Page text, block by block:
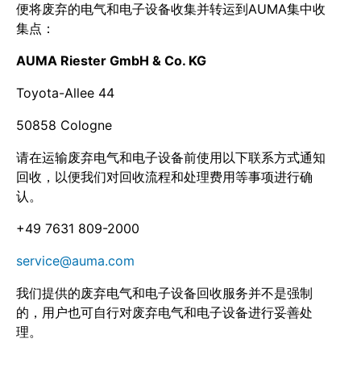
便将废弃的电气和电子设备收集并转运到AUMA集中收
集点：
AUMA Riester GmbH & Co. KG
Toyota-Allee 44
50858 Cologne
请在运输废弃电气和电子设备前使用以下联系方式通知
回收，以便我们对回收流程和处理费用等事项进行确
认。
+49 7631 809-2000
service@auma.com
我们提供的废弃电气和电子设备回收服务并不是强制
的，用户也可自行对废弃电气和电子设备进行妥善处
理。